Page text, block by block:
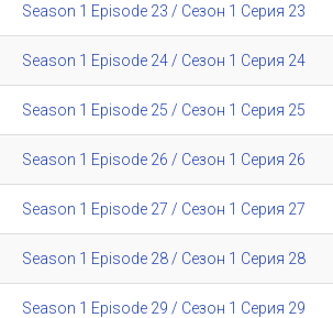
Season 1 Episode 23 / Сезон 1 Серия 23
Season 1 Episode 24 / Сезон 1 Серия 24
Season 1 Episode 25 / Сезон 1 Серия 25
Season 1 Episode 26 / Сезон 1 Серия 26
Season 1 Episode 27 / Сезон 1 Серия 27
Season 1 Episode 28 / Сезон 1 Серия 28
Season 1 Episode 29 / Сезон 1 Серия 29